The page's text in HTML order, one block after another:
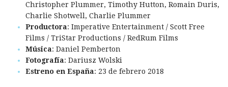
Christopher Plummer, Timothy Hutton, Romain Duris,
Charlie Shotwell, Charlie Plummer
Productora: Imperative Entertainment / Scott Free
Films / TriStar Productions / RedRum Films
Música: Daniel Pemberton
Fotografía: Dariusz Wolski
Estreno en España: 23 de febrero 2018